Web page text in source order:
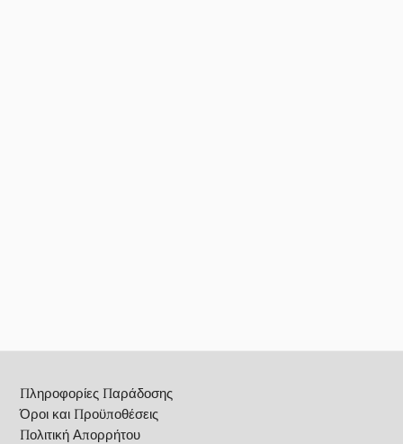
Πληροφορίες Παράδοσης
Όροι και Προϋποθέσεις
Πολιτική Απορρήτου